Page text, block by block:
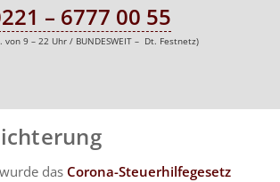
– 6777 00 55
von 9 – 22 Uhr / BUNDESWEIT – Dt. Festnetz)
das Corona-Steuerhilfegesetz